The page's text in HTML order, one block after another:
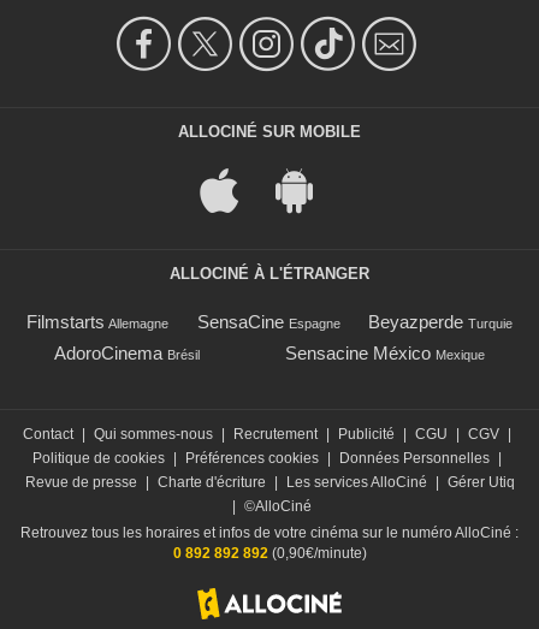
ALLOCINÉ SUR MOBILE
ALLOCINÉ À L'ÉTRANGER
Filmstarts Allemagne SensaCine Espagne Beyazperde Turquie
AdoroCinema Brésil Sensacine México Mexique
Contact Qui sommes-nous Recrutement Publicité CGU CGV
Politique de cookies
Préférences cookies Données Personnelles
Revue de presse
Charte d'écriture Les services AlloCiné
Gérer Utiq
©AlloCiné
Retrouvez tous les horaires et infos de votre cinéma sur le numéro AlloCiné :
0 892 892 892(0,90€/minute)